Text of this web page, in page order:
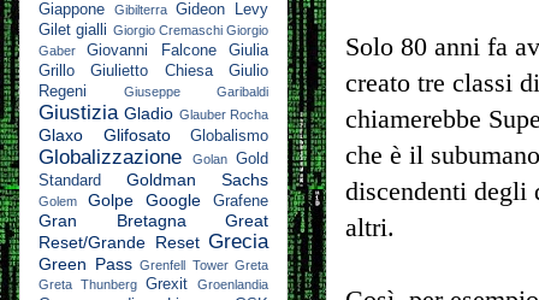
Solo 80 anni fa
creato tre classi
chiamerebbe
che è il
discendenti degli
altri.
Giappone
Gibilterra Gideon Levy
Gilet gialli Giorgio Cremaschi Giorgio
Gaber
Giovanni Falcone
Giulia
Grillo
Giulietto Chiesa
Giulio
Regeni
Giuseppe Garibaldi
Giustizia Gladio Glauber Rocha
Glaxo Glifosato Globalismo
Globalizzazione Golan Gold
Standard
Goldman Sachs
Golem Golpe Google Grafene
Gran Bretagna
Great
Reset/Grande Reset Grecia
Green Pass Grenfell Tower Greta
Greta Thunberg Grexit Groenlandia